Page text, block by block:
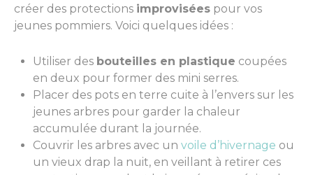
créer des protections improvisées pour vos
jeunes pommiers. Voici quelques idées :
Utiliser des bouteilles en plastique coupées
en deux pour former des mini serres.
Placer des pots en terre cuite à l’envers sur les
jeunes arbres pour garder la chaleur
accumulée durant la journée.
Couvrir les arbres avec un voile d’hivernage ou
un vieux drap la nuit, en veillant à retirer ces